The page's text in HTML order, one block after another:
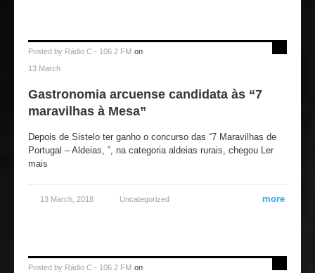
Posted by Rádio C - 106.2 FM on
13 March
Gastronomia arcuense candidata às “7
maravilhas à Mesa”
Depois de Sistelo ter ganho o concurso das “7 Maravilhas de
Portugal – Aldeias, ”, na categoria aldeias rurais, chegou Ler
mais
13 March, 2018 Uncategorized more
Posted by Rádio C - 106.2 FM on